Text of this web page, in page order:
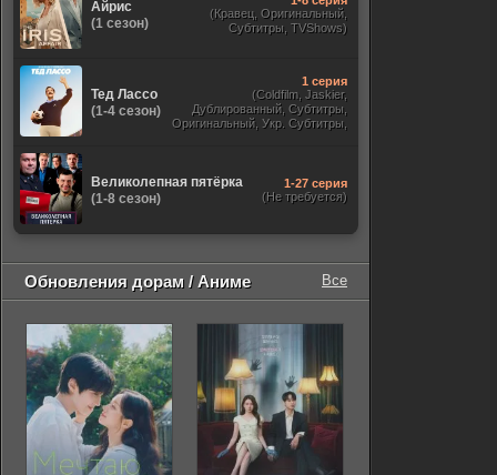
Айрис
(1 сезон)
(Кравец, Оригинальный,
Субтитры, TVShows)
Тед Лассо
(1-4 сезон)
1 серия
(Coldfilm, Jaskier,
Дублированный, Субтитры,
Оригинальный, Укр. Субтитры,
Великолепная пятёрка
(1-8 сезон)
1-27 серия
(Не требуется)
Обновления дорам / Аниме Все